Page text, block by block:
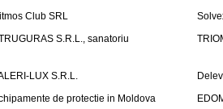
Club SRL
S.R.L., sanatoriu
LUX S.R.L.
de protectie in Moldova